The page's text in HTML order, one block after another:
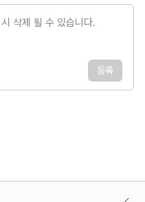
삭제 될 수 있습니다.
등록